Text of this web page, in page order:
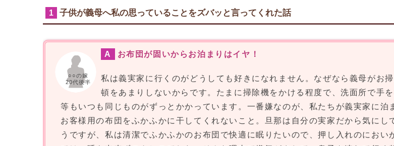
1 子供が義母へ私の思っていることをズバッと言ってくれた話
○○の嫁
20代後半
A お布団が固いからお泊まりはイヤ！
私は義実家に行くのがどうしても好きになれません。なぜなら義母がお
頓をあまりしないからです。たまに掃除機をかける程度で、洗面所で手
等もいつも同じものがずっとかかっています。一番嫌なのが、私たちが義実家に泊
お客様用の布団をふかふかに干してくれないこと。旦那は自分の実家だから気にし
うですが、私は清潔でふかふかのお布団で快適に眠りたいので、押し入れのにおい